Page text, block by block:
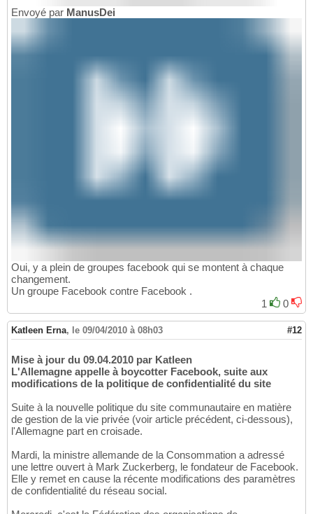
Envoyé par ManusDei
Oui, y a plein de groupes facebook qui se montent à chaque
changement.
Un groupe Facebook contre Facebook .
1
0
Katleen Erna, le 09/04/2010 à 08h03 #12
Mise à jour du 09.04.2010 par Katleen
L'Allemagne appelle à boycotter Facebook, suite aux
modifications de la politique de confidentialité du site
Suite à la nouvelle politique du site communautaire en matière
de gestion de la vie privée (voir article précédent, ci-dessous),
l'Allemagne part en croisade.
Mardi, la ministre allemande de la Consommation a adressé
une lettre ouvert à Mark Zuckerberg, le fondateur de Facebook.
Elle y remet en cause la récente modifications des paramètres
de confidentialité du réseau social.